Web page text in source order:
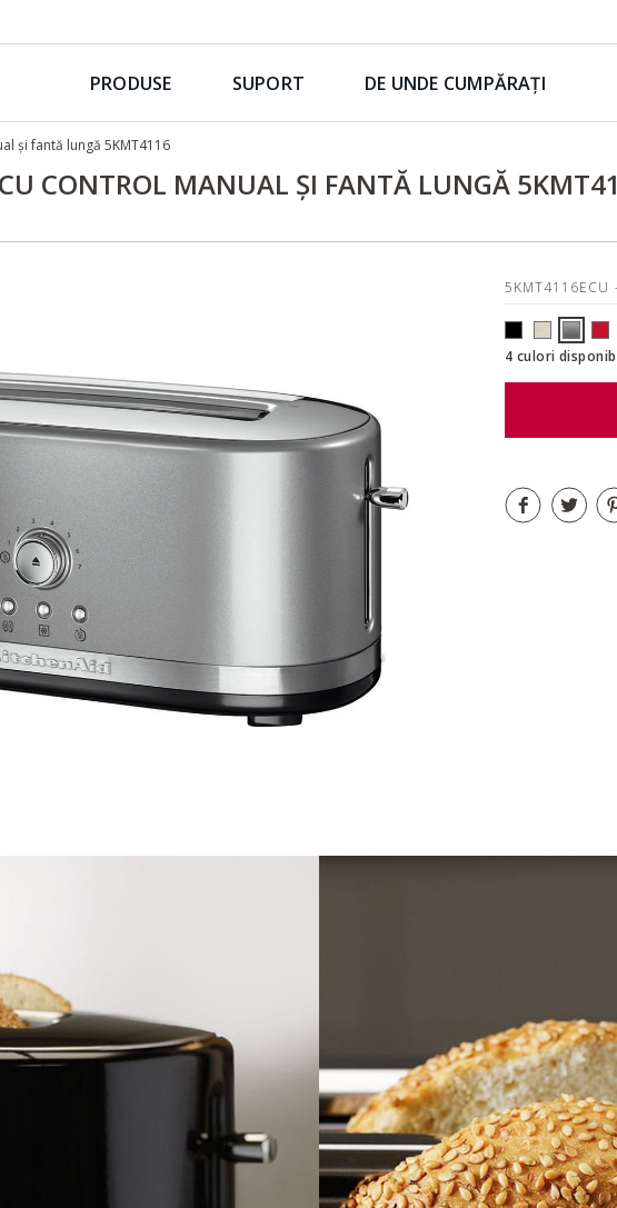
PRODUSE SUPORT DE UNDE CUMPĂRAȚI
și fantă lungă 5KMT4116
CONTROL MANUAL ȘI FANTĂ LUNGĂ
5KMT4116ECU
4 culori